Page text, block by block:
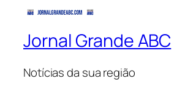
Jornal Grande ABC
Notícias da sua região